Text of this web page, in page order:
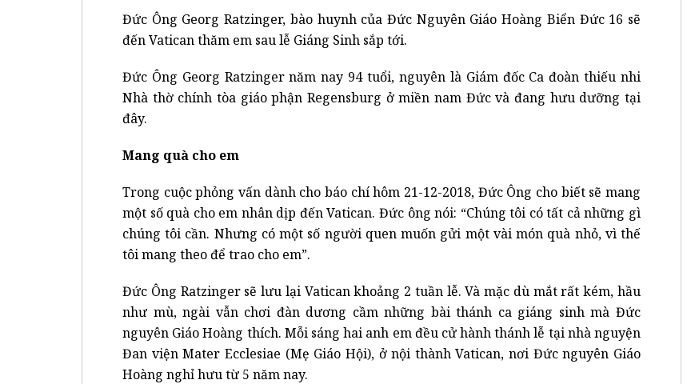
Đức Ông Georg Ratzinger, bào huynh của Đức Nguyên Giáo Hoàng Biển Đức 16 sẽ
đến Vatican thăm em sau lễ Giáng Sinh sắp tới.
Đức Ông Georg Ratzinger năm nay 94 tuổi, nguyên là Giám đốc Ca đoàn thiếu nhi
Nhà thờ chính tòa giáo phận Regensburg ở miền nam Đức và đang hưu dưỡng tại
đây.
Mang quà cho em
Trong cuộc phỏng vấn dành cho báo chí hôm 21-12-2018, Đức Ông cho biết sẽ mang
một số quà cho em nhân dịp đến Vatican. Đức ông nói: “Chúng tôi có tất cả những gì
chúng tôi cần. Nhưng có một số người quen muốn gửi một vài món quà nhỏ, vì thế
tôi mang theo để trao cho em”.
Đức Ông Ratzinger sẽ lưu lại Vatican khoảng 2 tuần lễ. Và mặc dù mắt rất kém, hầu
như mù, ngài vẫn chơi đàn dương cầm những bài thánh ca giáng sinh mà Đức
nguyên Giáo Hoàng thích. Mỗi sáng hai anh em đều cử hành thánh lễ tại nhà nguyện
Đan viện Mater Ecclesiae (Mẹ Giáo Hội), ở nội thành Vatican, nơi Đức nguyên Giáo
Hoàng nghỉ hưu từ 5 năm nay.